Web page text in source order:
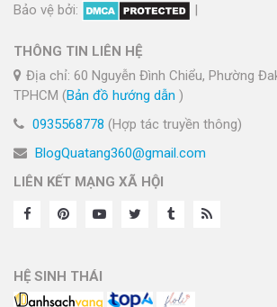
Bảo vệ bởi:
|
THÔNG TIN LIÊN HỆ
Địa chỉ: 60 Nguyễn Đình Chiểu, Phường
TPHCM (Bản đồ hướng dẫn )
0935568778 (Hợp tác truyền thông)
BlogQuatang360@gmail.com
LIÊN KẾT MẠNG XÃ HỘI
HỆ SINH THÁI